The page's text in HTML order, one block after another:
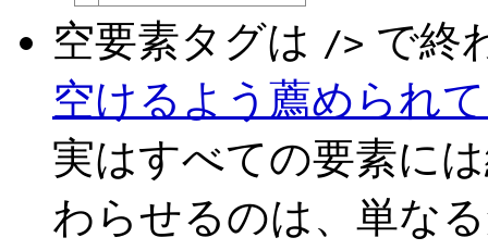
空要素タグは /> で終
空けるよう薦められ
実はすべての要素に
わらせるのは、単な